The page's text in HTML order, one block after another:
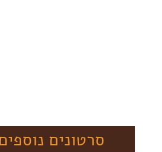
סרטונים